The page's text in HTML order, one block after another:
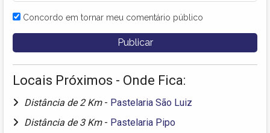
Concordo em tornar meu comentário público
Locais Próximos - Onde Fica:
Distância de 2 Km - Pastelaria São Luiz
Distância de 3 Km - Pastelaria Pipo